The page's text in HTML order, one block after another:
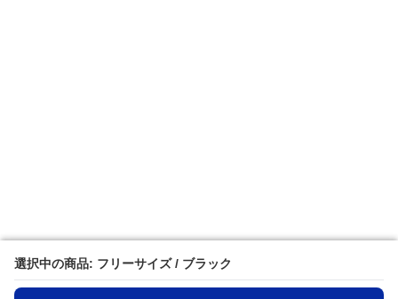
選択中の商品: フリーサイズ / ブラック
選択中の商品: フリーサイズ / ブラック